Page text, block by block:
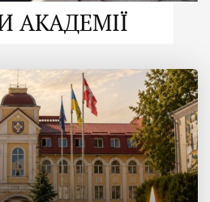
АКАДЕМІЇ